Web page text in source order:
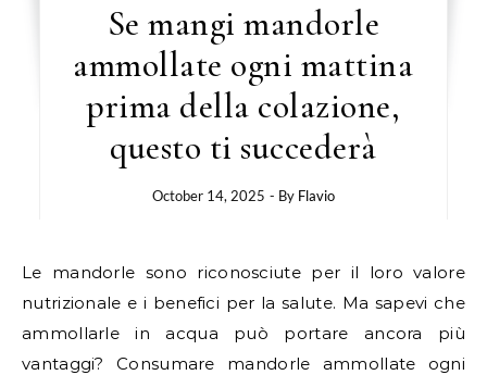
Se mangi mandorle
ammollate ogni mattina
prima della colazione,
questo ti succederà
October 14, 2025 - By Flavio
Le mandorle sono riconosciute per il loro valore
nutrizionale e i benefici per la salute. Ma sapevi che
ammollarle in acqua può portare ancora più
vantaggi? Consumare mandorle ammollate ogni